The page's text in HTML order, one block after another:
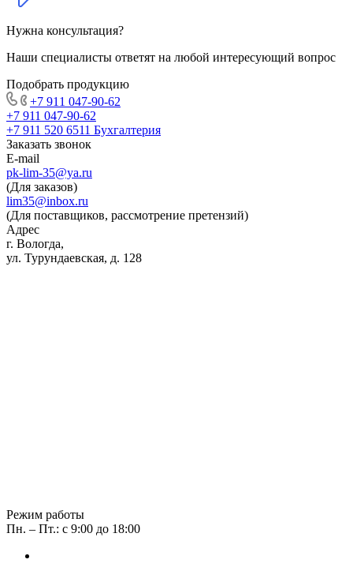
Нужна консультация?
Наши специалисты ответят на любой интересующий вопрос
Подобрать продукцию
+7 911 047-90-62
+7 911 047-90-62
+7 911 520 6511 Бухгалтерия
Заказать звонок
E-mail
pk-lim-35@ya.ru
(Для заказов)
lim35@inbox.ru
(Для поставщиков, рассмотрение претензий)
Адрес
г. Вологда,
ул. Турундаевская, д. 128
Режим работы
Пн. – Пт.: с 9:00 до 18:00